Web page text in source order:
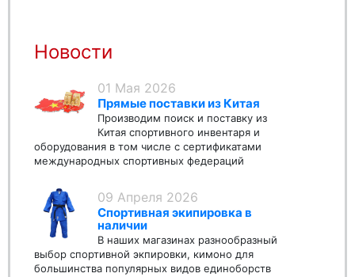
Новости
01 Мая 2026
Прямые поставки из Китая
Производим поиск и поставку из
Китая спортивного инвентаря и
оборудования в том числе с сертификатами
международных спортивных федераций
09 Апреля 2026
Спортивная экипировка в
наличии
В наших магазинах разнообразный
выбор спортивной экпировки, кимоно для
большинства популярных видов единоборств